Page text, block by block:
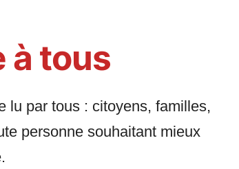
à tous
lu par tous : citoyens, familles,
personne souhaitant mieux